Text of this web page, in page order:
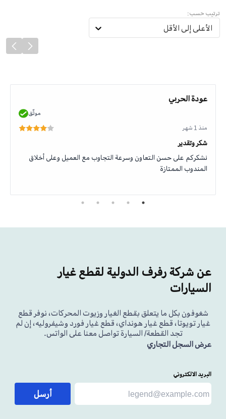
ترتيب حسب:
الأعلى إلى الأقل
عودة الحربي
موثّق
منذ 1 شهر
شكر وتقدير
نشكركم على حسن التعاون وسرعة التجاوب مع العميل وعلى أخلاق
المندوب الممتازة
عن شركة رفرف الدولية لقطع غيار
السيارات
شغوفون بكل ما يتعلق بقطع الغيار وزيوت المحركات، نوفر قطع
غيار تويوتا، قطع غيار هونداي، قطع غيار فورد وشيفروليه، إن لم
تجد القطعة/ السيارة تواصل معنا على الواتس.
عرض السجل التجاري
البريد الالكتروني
أرسل